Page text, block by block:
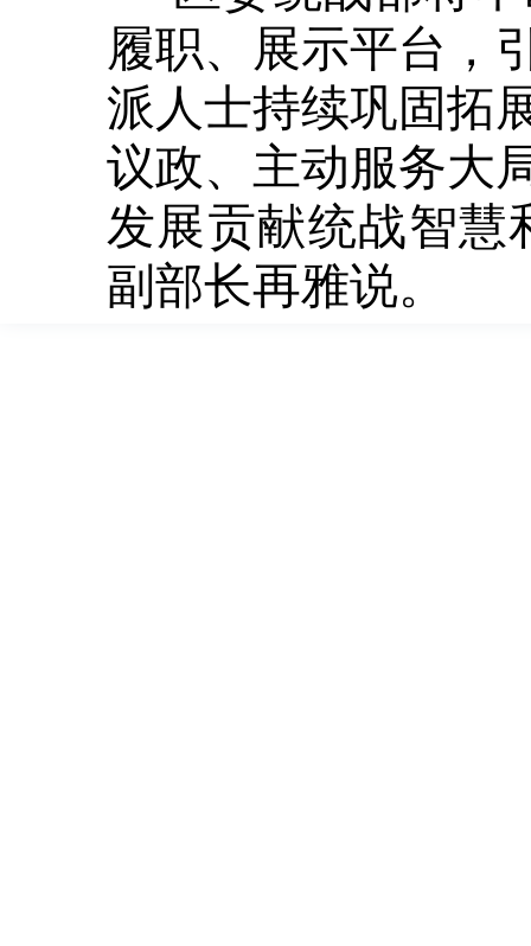
履职、展示平台，
派人士持续巩固拓
议政、主动服务大
发展贡献统战智慧
副部长再雅说。